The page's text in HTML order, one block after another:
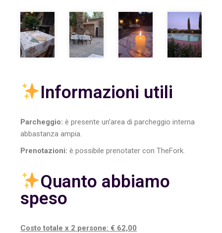
Informazioni utili
Parcheggio: è presente un’area di parcheggio interna
abbastanza ampia.
Prenotazioni: è possibile prenotater con TheFork.
Quanto abbiamo
speso
Costo totale x 2 persone: € 62,00